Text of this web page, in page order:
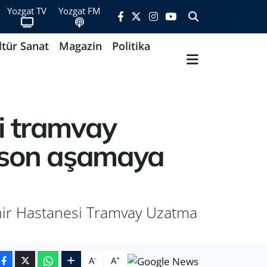
Yozgat TV Yozgat FM
Sanat Magazin
Politika
tramvay
aşamaya
Hastanesi Tramvay Uzatma
A- A+